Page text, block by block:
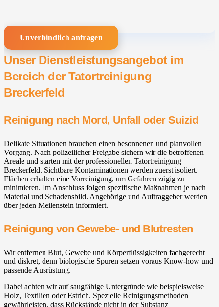
Unverbindlich anfragen
Unser Dienstleistungsangebot im
Bereich der Tatortreinigung
Breckerfeld
Reinigung nach Mord, Unfall oder Suizid
Delikate Situationen brauchen einen besonnenen und planvollen
Vorgang. Nach polizeilicher Freigabe sichern wir die betroffenen
Areale und starten mit der professionellen Tatortreinigung
Breckerfeld. Sichtbare Kontaminationen werden zuerst isoliert.
Flächen erhalten eine Vorreinigung, um Gefahren zügig zu
minimieren. Im Anschluss folgen spezifische Maßnahmen je nach
Material und Schadensbild. Angehörige und Auftraggeber werden
über jeden Meilenstein informiert.
Reinigung von Gewebe- und Blutresten
Wir entfernen Blut, Gewebe und Körperflüssigkeiten fachgerecht
und diskret, denn biologische Spuren setzen voraus Know-how und
passende Ausrüstung.
Dabei achten wir auf saugfähige Untergründe wie beispielsweise
Holz, Textilien oder Estrich. Spezielle Reinigungsmethoden
gewährleisten, dass Rückstände nicht in der Substanz